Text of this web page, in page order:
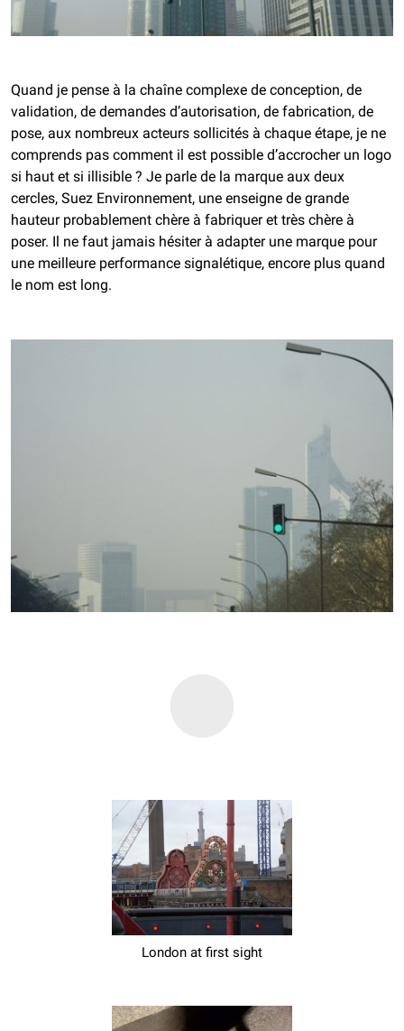
Quand je pense à la chaîne complexe de conception, de
validation, de demandes d’autorisation, de fabrication, de
pose, aux nombreux acteurs sollicités à chaque étape, je ne
comprends pas comment il est possible d’accrocher un logo
si haut et si illisible ? Je parle de la marque aux deux
cercles, Suez Environnement, une enseigne de grande
hauteur probablement chère à fabriquer et très chère à
poser. Il ne faut jamais hésiter à adapter une marque pour
une meilleure performance signalétique, encore plus quand
le nom est long.
London at first sight